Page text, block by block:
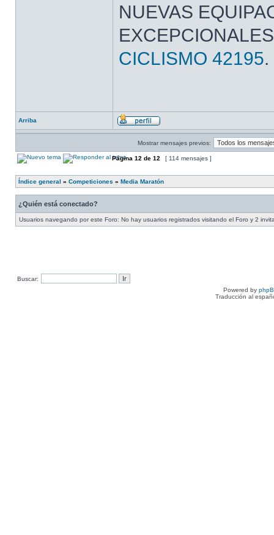
NUEVAS
CICLISMO 42195.
Arriba
Mostrar mensajes previos:
Página 12 de 12 [ 114 mensajes ]
Índice general » Competiciones » Media Maratón
¿Quién está conectado?
Usuarios navegando por este Foro: No hay usuarios registrados visitando el Foro y 2
Buscar:
Powered by
Traducción al